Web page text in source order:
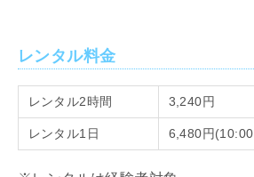
レンタル料金
レンタル2時間 3,240円
レンタル1 日 6,480円(10:00